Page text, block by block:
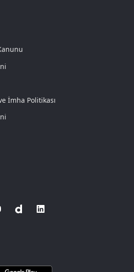
İmha Politikası